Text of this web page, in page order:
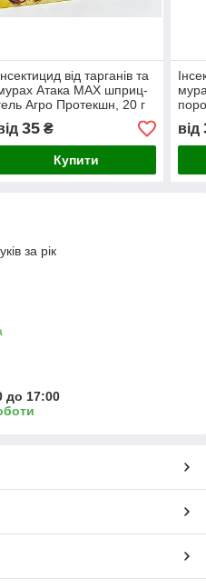
від тарганів та
Атака MAX шприц-
Агро Протекшн, 20 г
35₴
Купити
від
за рік
до 17:00